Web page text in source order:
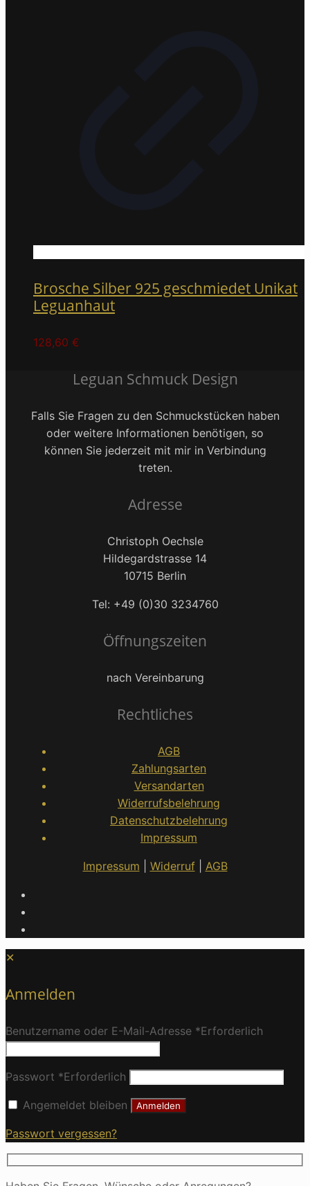
Brosche Silber 925 geschmiedet Unikat
Leguanhaut
128,60 €
Leguan Schmuck Design
Falls Sie Fragen zu den Schmuckstücken haben
oder weitere Informationen benötigen, so
können Sie jederzeit mit mir in Verbindung
treten.
Adresse
Christoph Oechsle
Hildegardstrasse 14
10715 Berlin
Tel: +49 (0)30 3234760
Öffnungszeiten
nach Vereinbarung
Rechtliches
AGB
Zahlungsarten
Versandarten
Widerrufsbelehrung
Datenschutzbelehrung
Impressum
Impressum Widerruf| AGB
✕
Anmelden
Benutzername oder E-Mail-Adresse *Erforderlich
Passwort *Erforderlich
Angemeldet bleiben Anmelden
Passwort vergessen?